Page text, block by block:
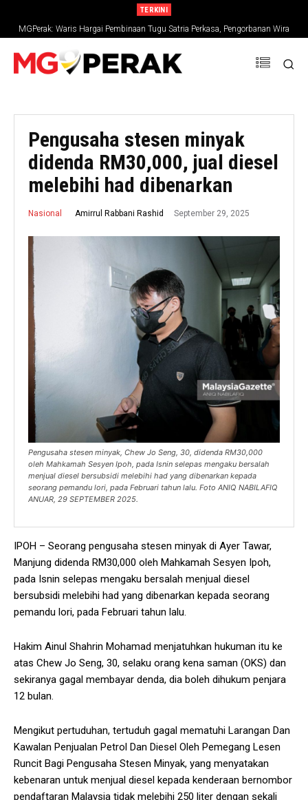
TERKINI
MGPerak: Waris Hargai Pembinaan Tugu Satria Perkasa, Pengorbanan Wira
Negara Terus Dikenang
Pengusaha stesen minyak
didenda RM30,000, jual diesel
melebihi had dibenarkan
Nasional Amirrul Rabbani Rashid September 29, 2025
Pengusaha stesen minyak, Chew Jo Seng, 30, didenda RM30,000
oleh Mahkamah Sesyen Ipoh, pada Isnin selepas mengaku bersalah
menjual diesel bersubsidi melebihi had yang dibenarkan kepada
seorang pemandu lori, pada Februari tahun lalu. Foto ANIQ NABILAFIQ
ANUAR, 29 SEPTEMBER 2025.
IPOH – Seorang pengusaha stesen minyak di Ayer Tawar,
Manjung didenda RM30,000 oleh Mahkamah Sesyen Ipoh,
pada Isnin selepas mengaku bersalah menjual diesel
bersubsidi melebihi had yang dibenarkan kepada seorang
pemandu lori, pada Februari tahun lalu.
Hakim Ainul Shahrin Mohamad menjatuhkan hukuman itu ke
atas Chew Jo Seng, 30, selaku orang kena saman (OKS) dan
sekiranya gagal membayar denda, dia boleh dihukum penjara
12 bulan.
Mengikut pertuduhan, tertuduh gagal mematuhi Larangan Dan
Kawalan Penjualan Petrol Dan Diesel Oleh Pemegang Lesen
Runcit Bagi Pengusaha Stesen Minyak, yang menyatakan
kebenaran untuk menjual diesel kepada kenderaan bernombor
pendaftaran Malaysia tidak melebihi 250 liter dengan sekali